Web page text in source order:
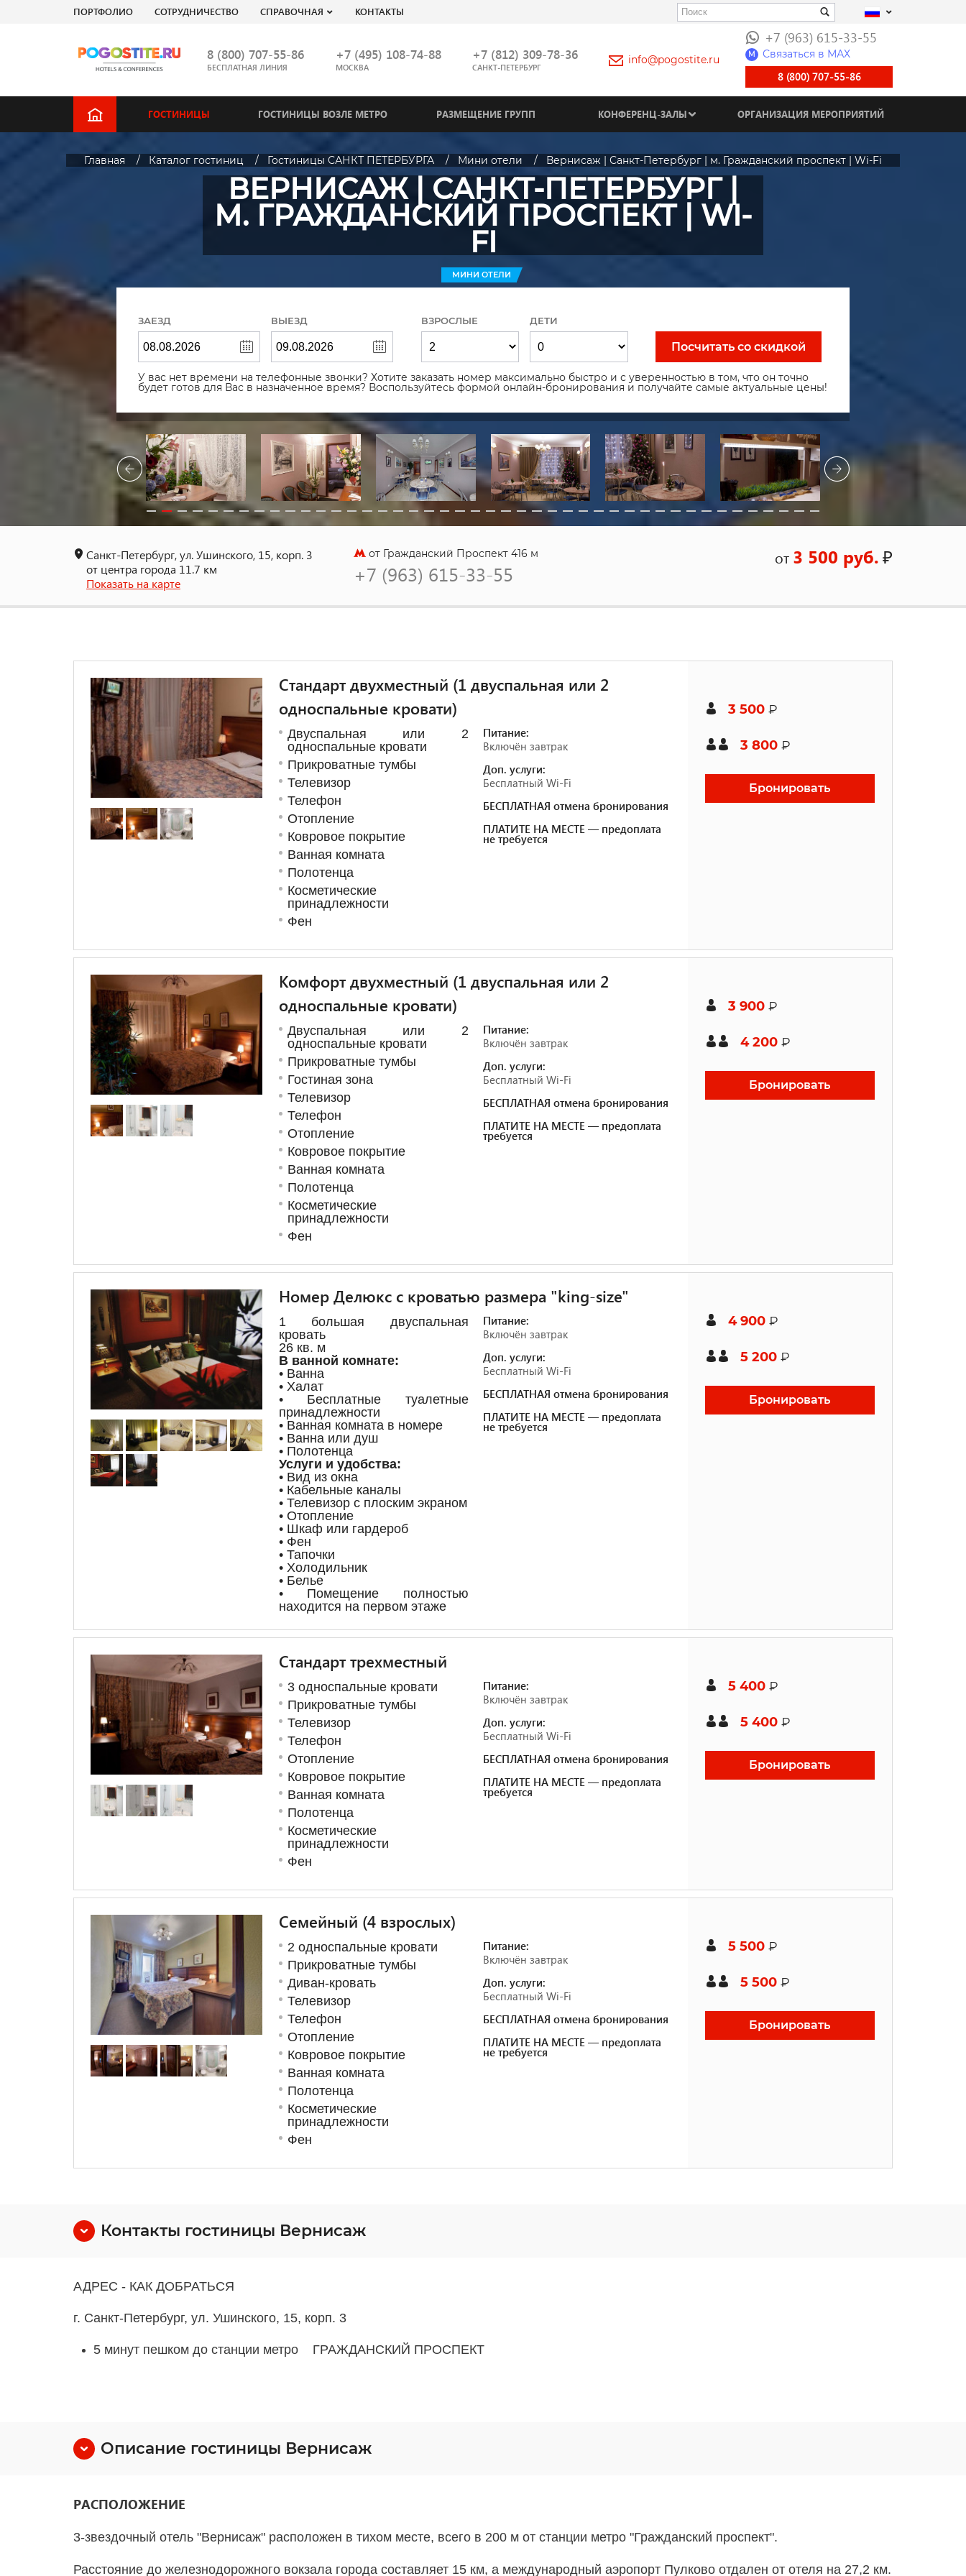
ПОРТФОЛИО СОТРУДНИЧЕСТВО СПРАВОЧНАЯ КОНТАКТЫ
8 (800) 707-55-86
БЕСПЛАТНАЯ ЛИНИЯ
+7 (495) 108-74-88
МОСКВА
+7 (812) 309-78-36
САНКТ-ПЕТЕРБУРГ
info@pogostite.ru
+7 (963) 615-33-55
M Связаться в МАХ
8 (800) 707-55-86
ГОСТИНИЦЫ ГОСТИНИЦЫ ВОЗЛЕ МЕТРО РАЗМЕЩЕНИЕ ГРУПП КОНФЕРЕНЦ-ЗАЛЫ ОРГАНИЗАЦИЯ МЕРОПРИЯТИЙ
Главная Каталог гостиниц Гостиницы САНКТ ПЕТЕРБУРГА Мини отели Вернисаж | Санкт-Петербург | м. Гражданский проспект | Wi-Fi
ВЕРНИСАЖ | САНКТ-ПЕТЕРБУРГ |
М. ГРАЖДАНСКИЙ ПРОСПЕКТ | WI-
FI
МИНИ ОТЕЛИ
ЗАЕЗД ВЫЕЗД ВЗРОСЛЫЕ ДЕТИ
Посчитать со скидкой
У вас нет времени на телефонные звонки? Хотите заказать номер максимально быстро и с уверенностью в том, что он точно
будет готов для Вас в назначенное время? Воспользуйтесь формой онлайн-бронирования и получайте самые актуальные цены!
Санкт-Петербург, ул. Ушинского, 15, корп. 3
от центра города 11.7 км
Показать на карте
от Гражданский Проспект 416 м
+7 (963) 615-33-55
от 3 500 руб.₽
Стандарт двухместный (1 двуспальная или 2
односпальные кровати)
Двуспальная или 2
односпальные кровати
Прикроватные тумбы
Телевизор
Телефон
Отопление
Ковровое покрытие
Ванная комната
Полотенца
Косметические
принадлежности
Фен
Питание:
Включён завтрак
Доп. услуги:
Бесплатный Wi-Fi
БЕСПЛАТНАЯ отмена бронирования
ПЛАТИТЕ НА МЕСТЕ — предоплата
не требуется
3 500 ₽
3 800 ₽
Бронировать
Комфорт двухместный (1 двуспальная или 2
односпальные кровати)
Двуспальная или 2
односпальные кровати
Прикроватные тумбы
Гостиная зона
Телевизор
Телефон
Отопление
Ковровое покрытие
Ванная комната
Полотенца
Косметические
принадлежности
Фен
Питание:
Включён завтрак
Доп. услуги:
Бесплатный Wi-Fi
БЕСПЛАТНАЯ отмена бронирования
ПЛАТИТЕ НА МЕСТЕ — предоплата
требуется
3 900 ₽
4 200 ₽
Бронировать
Номер Делюкс с кроватью размера "king-size"
1 большая двуспальная
кровать
26 кв. м
В ванной комнате:
• Ванна
• Халат
• Бесплатные туалетные
принадлежности
• Ванная комната в номере
• Ванна или душ
• Полотенца
Услуги и удобства:
• Вид из окна
• Кабельные каналы
• Телевизор с плоским экраном
• Отопление
• Шкаф или гардероб
• Фен
• Тапочки
• Холодильник
• Белье
• Помещение полностью
находится на первом этаже
Питание:
Включён завтрак
Доп. услуги:
Бесплатный Wi-Fi
БЕСПЛАТНАЯ отмена бронирования
ПЛАТИТЕ НА МЕСТЕ — предоплата
не требуется
4 900 ₽
5 200 ₽
Бронировать
Стандарт трехместный
3 односпальные кровати
Прикроватные тумбы
Телевизор
Телефон
Отопление
Ковровое покрытие
Ванная комната
Полотенца
Косметические
принадлежности
Фен
Питание:
Включён завтрак
Доп. услуги:
Бесплатный Wi-Fi
БЕСПЛАТНАЯ отмена бронирования
ПЛАТИТЕ НА МЕСТЕ — предоплата
требуется
5 400 ₽
5 400 ₽
Бронировать
Семейный (4 взрослых)
2 односпальные кровати
Прикроватные тумбы
Диван-кровать
Телевизор
Телефон
Отопление
Ковровое покрытие
Ванная комната
Полотенца
Косметические
принадлежности
Фен
Питание:
Включён завтрак
Доп. услуги:
Бесплатный Wi-Fi
БЕСПЛАТНАЯ отмена бронирования
ПЛАТИТЕ НА МЕСТЕ — предоплата
не требуется
5 500 ₽
5 500 ₽
Бронировать
Контакты гостиницы Вернисаж
АДРЕС - КАК ДОБРАТЬСЯ
г. Санкт-Петербург, ул. Ушинского, 15, корп. 3
5 минут пешком до станции метро ГРАЖДАНСКИЙ ПРОСПЕКТ
Описание гостиницы Вернисаж
РАСПОЛОЖЕНИЕ
3-звездочный отель "Вернисаж" расположен в тихом месте, всего в 200 м от станции метро "Гражданский проспект".
Расстояние до железнодорожного вокзала города составляет 15 км, а международный аэропорт Пулково отдален от отеля на 27,2 км.